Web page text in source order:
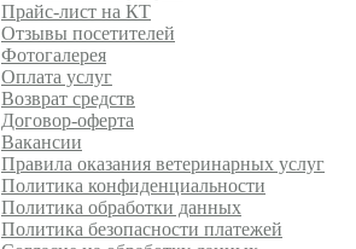
Прайс-лист на КТ
Отзывы посетителей
Фотогалерея
Оплата услуг
Возврат средств
Договор-оферта
Вакансии
Правила оказания ветеринарных услуг
Политика конфиденциальности
Политика обработки данных
Политика безопасности платежей